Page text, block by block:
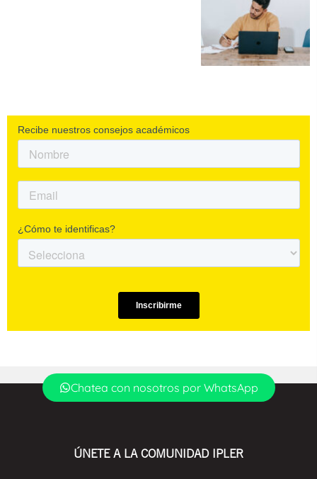
Chatea con nosotros por WhatsApp
ÚNETE A LA COMUNIDAD IPLER